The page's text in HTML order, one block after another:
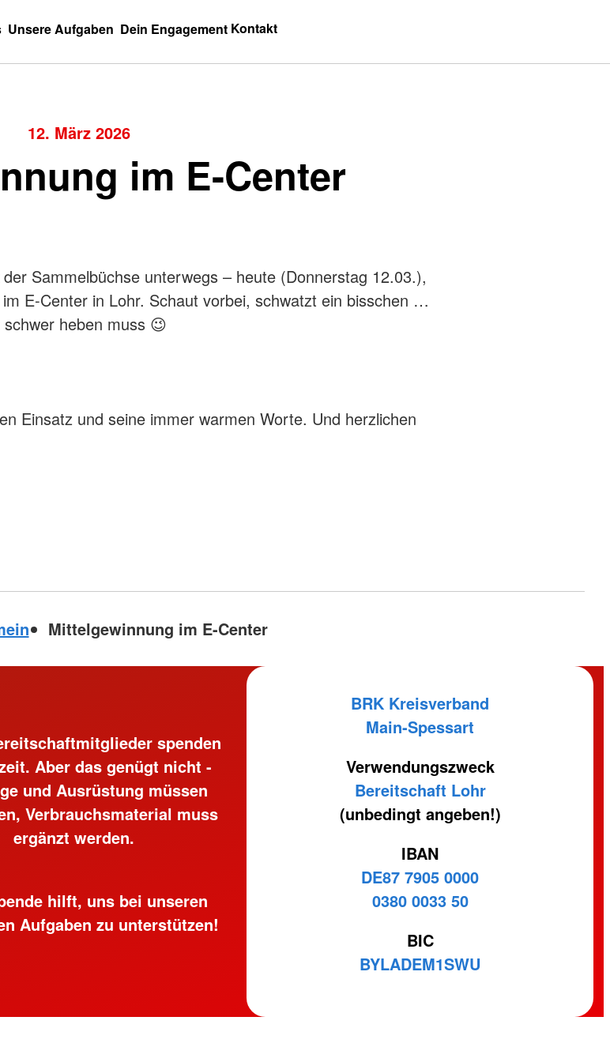
Unsere Aufgaben Dein Engagement Kontakt
12. März 2026
im E-Center
Sammelbüchse unterwegs – heute (Donnerstag 12.03.),
E-Center in Lohr. Schaut vorbei, schwatzt ein bisschen …
heben muss 😉
Einsatz und seine immer warmen Worte. Und herzlichen
Mittelgewinnung im E-Center
spenden
Aber das genügt nicht -
und Ausrüstung müssen
Verbrauchsmaterial muss
ergänzt werden.
hilft, uns bei unseren
Aufgaben zu unterstützen!
BRK Kreisverband
Main-Spessart
Verwendungszweck
Bereitschaft Lohr
(unbedingt angeben!)
IBAN
DE87 7905 0000
0380 0033 50
BIC
BYLADEM1SWU